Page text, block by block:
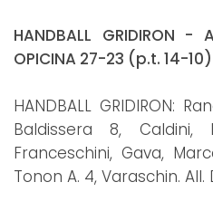
HANDBALL GRIDIRON -
OPICINA 27-23 (p.t. 14-10)
HANDBALL GRIDIRON:
Baldissera 8,
Franceschini, Gava,
Tonon A. 4, Varaschin. All.